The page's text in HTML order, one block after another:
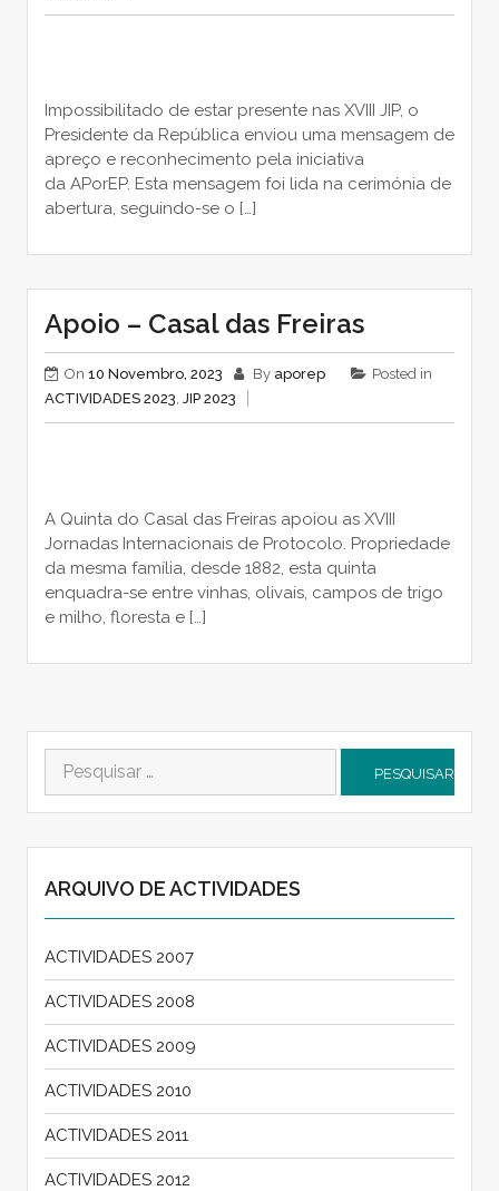
Impossibilitado de estar presente nas XVIII JIP, o
Presidente da República enviou uma mensagem de
apreço e reconhecimento pela iniciativa
da APorEP. Esta mensagem foi lida na cerimónia de
abertura, seguindo-se o […]
Apoio – Casal das Freiras
On 10 Novembro, 2023 By aporep
Posted in
ACTIVIDADES 2023, JIP 2023
A Quinta do Casal das Freiras apoiou as XVIII
Jornadas Internacionais de Protocolo. Propriedade
da mesma família, desde 1882, esta quinta
enquadra-se entre vinhas, olivais, campos de trigo
e milho, floresta e […]
Pesquisar
por:
ARQUIVO DE ACTIVIDADES
ACTIVIDADES 2007
ACTIVIDADES 2008
ACTIVIDADES 2009
ACTIVIDADES 2010
ACTIVIDADES 2011
ACTIVIDADES 2012